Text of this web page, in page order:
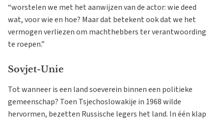
“worstelen we met het aanwijzen van de actor: wie deed
wat, voor wie en hoe? Maar dat betekent ook dat we het
vermogen verliezen om machthebbers ter verantwoording
te roepen.”
Sovjet-Unie
Tot wanneer is een land soeverein binnen een politieke
gemeenschap? Toen Tsjechoslowakije in 1968 wilde
hervormen, bezetten Russische legers het land. In één klap